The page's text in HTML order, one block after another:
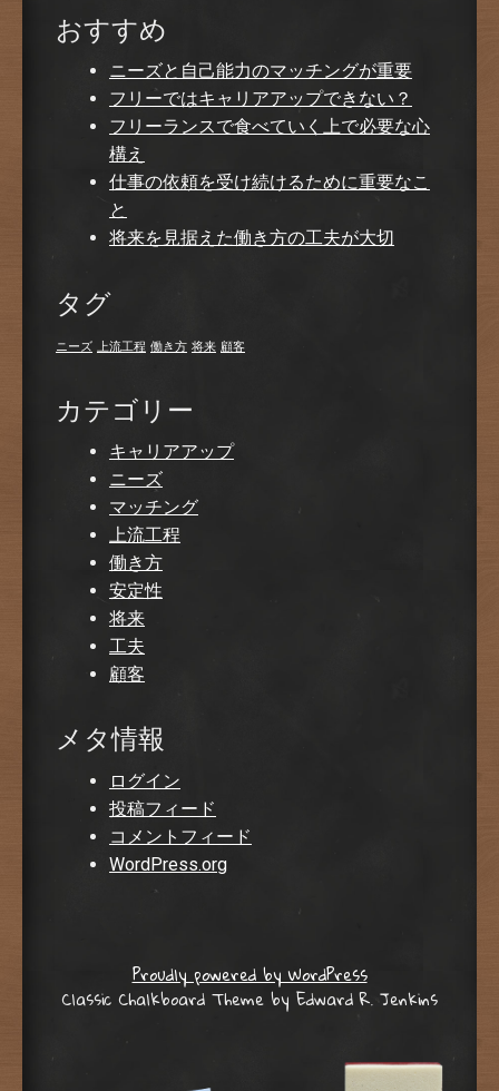
おすすめ
ニーズと自己能力のマッチングが重要
フリーではキャリアアップできない？
フリーランスで食べていく上で必要な心
構え
仕事の依頼を受け続けるために重要なこ
と
将来を見据えた働き方の工夫が大切
タグ
ニーズ 上流工程 働き方 将来 顧客
カテゴリー
キャリアアップ
ニーズ
マッチング
上流工程
働き方
安定性
将来
工夫
顧客
メタ情報
ログイン
投稿フィード
コメントフィード
WordPress.org
Proudly powered by WordPress
Classic Chalkboard Theme by Edward R. Jenkins